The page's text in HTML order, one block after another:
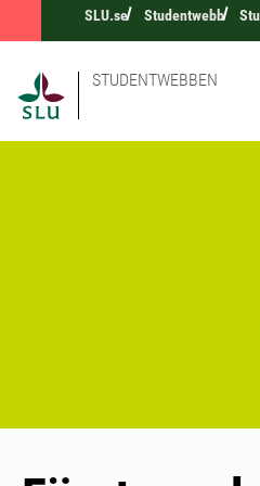
SLU.se Studentwebb
STUDENTWEBBEN